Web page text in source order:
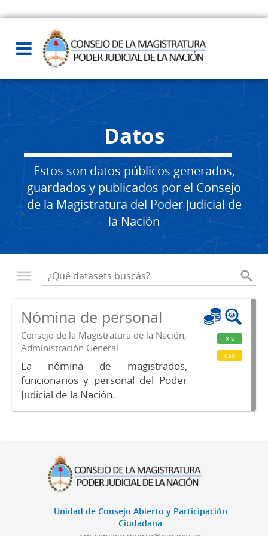
Datos
Estos son datos públicos generados,
guardados y publicados por el Consejo
de la Magistratura del Poder Judicial de
la Nación
Nómina de personal
Consejo de la Magistratura de la Nación,
Administración General
La nómina de magistrados,
funcionarios y personal del Poder
Judicial de la Nación.
xls
csv
Unidad de Consejo Abierto y Participación
Ciudadana